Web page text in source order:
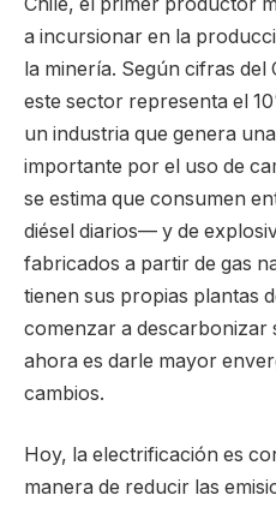
a incursionar en la
la minería. Según cifras del
este sector representa el
un industria que genera
importante por el uso de
se estima que consumen
diésel diarios— y de
fabricados a partir de gas
tienen sus propias plantas
comenzar a descarbonizar
ahora es darle mayor
cambios.
Hoy, la electrificación es
manera de reducir las